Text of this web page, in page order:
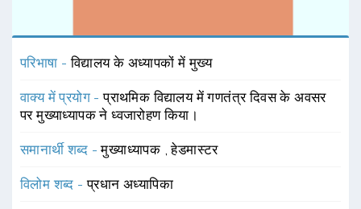
परिभाषा -विद्यालय के अध्यापकों में मुख्य
वाक्य में प्रयोग -प्राथमिक विद्यालय में गणतंत्र दिवस के अवसर
पर मुख्याध्यापक ने ध्वजारोहण किया।
समानार्थी शब्द -मुख्याध्यापक ,हेडमास्टर
विलोम शब्द -प्रधान अध्यापिका